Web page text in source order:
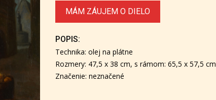
MÁM ZÁUJEM O DIELO
POPIS:
Technika: olej na plátne
Rozmery: 47,5 x 38 cm, s rámom: 65,5 x 57,5 cm
Značenie: neznačené